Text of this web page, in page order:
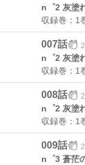
n゜2 灰塗
収録巻：1
007話
n゜2 灰塗
収録巻：1
008話
n゜2 灰塗
収録巻：1
009話
n゜3 蒼茫